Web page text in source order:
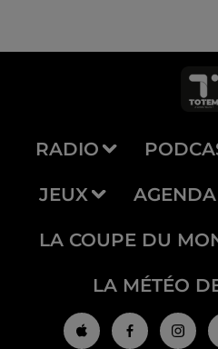
RADIO
JEUX AGENDA
LA COUPE DU
LA MÉTÉO